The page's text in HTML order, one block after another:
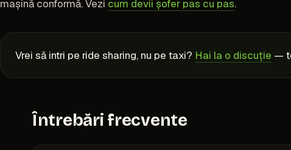
mașină conformă. Vezi cum devii șofer pas cu pas.
Vrei să intri pe ride sharing, nu pe taxi? Hai la o discuție —
Întrebări frecvente